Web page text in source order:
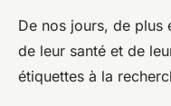
De nos jours, de plus
de leur santé et de
étiquettes à la